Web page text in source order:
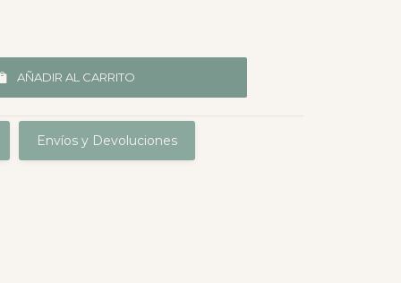
AÑADIR AL CARRITO
Envíos y Devoluciones